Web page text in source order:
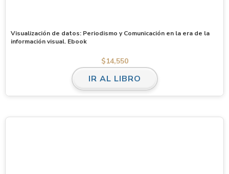
Visualización de datos: Periodismo y Comunicación en la era de la
información visual. Ebook
$14,550
IR AL LIBRO